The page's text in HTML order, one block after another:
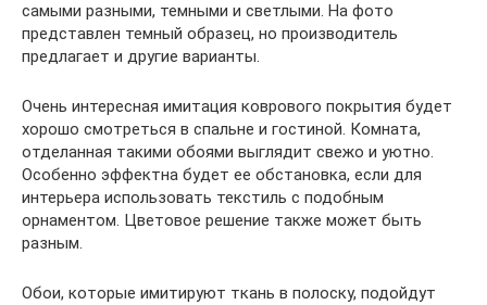
самыми разными, темными и светлыми. На фото
представлен темный образец, но производитель
предлагает и другие варианты.
Очень интересная имитация коврового покрытия будет
хорошо смотреться в спальне и гостиной. Комната,
отделанная такими обоями выглядит свежо и уютно.
Особенно эффектна будет ее обстановка, если для
интерьера использовать текстиль с подобным
орнаментом. Цветовое решение также может быть
разным.
Обои, которые имитируют ткань в полоску, подойдут